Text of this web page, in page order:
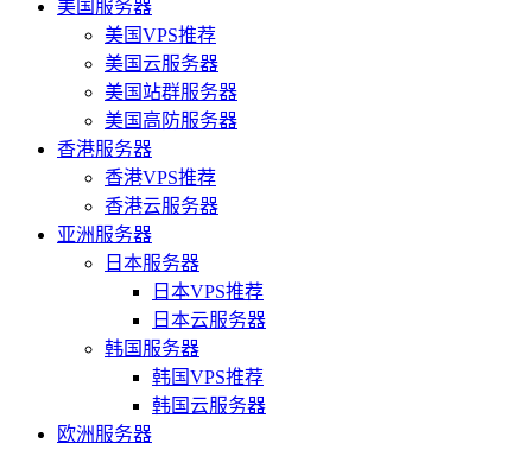
美国服务器
美国VPS推荐
美国云服务器
美国站群服务器
美国高防服务器
香港服务器
香港VPS推荐
香港云服务器
亚洲服务器
日本服务器
日本VPS推荐
日本云服务器
韩国服务器
韩国VPS推荐
韩国云服务器
欧洲服务器